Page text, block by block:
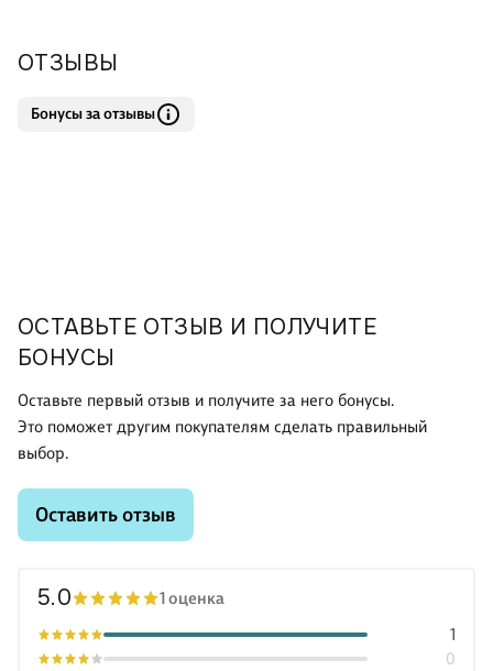
написания звонкой или глухой (формат 61х131 мм)
знак (формат 61х131 мм)
ОТЗЫВЫ
Бонусы за отзывы
ОСТАВЬТЕ ОТЗЫВ И ПОЛУЧИТЕ
БОНУСЫ
Оставьте первый отзыв и получите за него бонусы.
Это поможет другим покупателям сделать правильный
выбор.
Оставить отзыв
5.0 1 оценка
0
1